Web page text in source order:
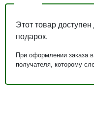
Этот товар доступен
подарок.
При оформлении заказа
получателя, которому